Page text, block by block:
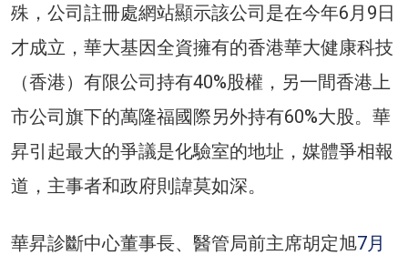
殊，公司註冊處網站顯示該公司是在今年6月9日
才成立，華大基因全資擁有的香港華大健康科技
（香港）有限公司持有40%股權，另一間香港上
市公司旗下的萬隆福國際另外持有60%大股。華
昇引起最大的爭議是化驗室的地址，媒體爭相報
道，主事者和政府則諱莫如深。
華昇診斷中心董事長、醫管局前主席胡定旭7月